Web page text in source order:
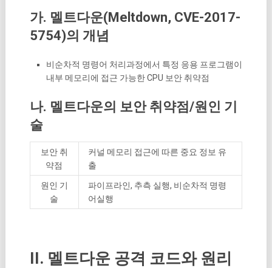
가. 멜트다운(Meltdown, CVE-2017-
5754)의 개념
비순차적 명령어 처리과정에서 특정 응용 프로그램이
내부 메모리에 접근 가능한 CPU 보안 취약점
나. 멜트다운의 보안 취약점/원인 기
술
보안 취
약점
커널 메모리 접근에 따른 중요 정보 유
출
원인 기
술
파이프라인, 추측 실행, 비순차적 명령
어실행
II. 멜트다운 공격 코드와 원리